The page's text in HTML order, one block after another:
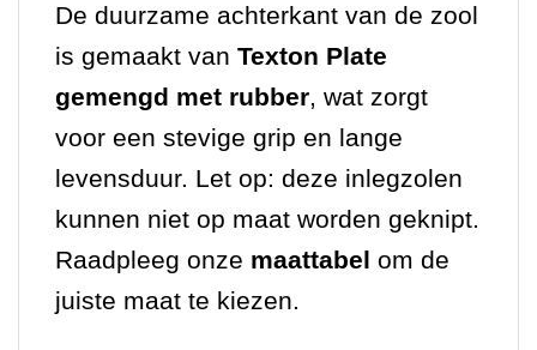
De duurzame achterkant van de zool
is gemaakt van Texton Plate
gemengd met rubber, wat zorgt
voor een stevige grip en lange
levensduur. Let op: deze inlegzolen
kunnen niet op maat worden geknipt.
Raadpleeg onze maattabel om de
juiste maat te kiezen.